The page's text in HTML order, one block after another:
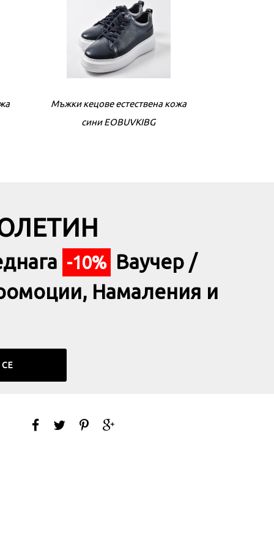
Дамски сандали на ток бeжови
EOBUVKIBG
Мъжки кецове естествена кожа
сини EOBUVKIBG
-10% Ваучер /
Намаления и